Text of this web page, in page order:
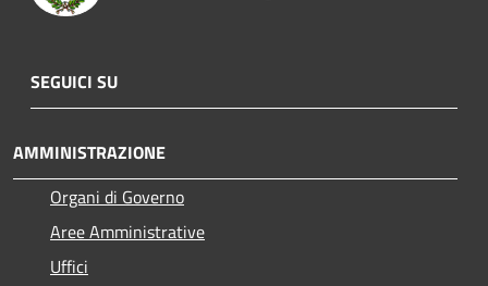
SEGUICI SU
AMMINISTRAZIONE
Organi di Governo
Aree Amministrative
Uffici